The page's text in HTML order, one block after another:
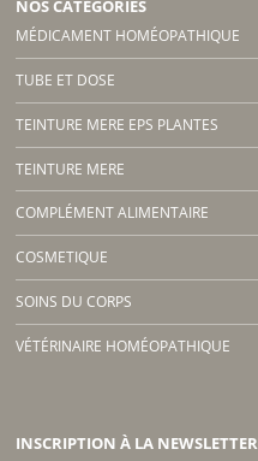
NOS CATÉGORIES
MÉDICAMENT HOMÉOPATHIQUE
TUBE ET DOSE
TEINTURE MERE EPS PLANTES
TEINTURE MERE
COMPLÉMENT ALIMENTAIRE
COSMETIQUE
SOINS DU CORPS
VÉTÉRINAIRE HOMÉOPATHIQUE
INSCRIPTION À LA NEWSLETTER